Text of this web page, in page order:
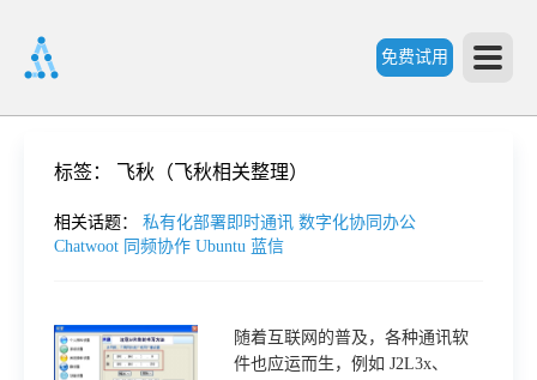
免费试用
标签： 飞秋（飞秋相关整理）
相关话题： 私有化部署即时通讯 数字化协同办公
Chatwoot 同频协作 Ubuntu 蓝信
随着互联网的普及，各种通讯软
件也应运而生，例如 J2L3x、